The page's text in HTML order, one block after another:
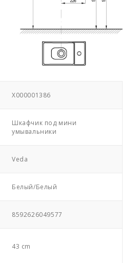
X000001386
Шкафчик под мини
умывальники
Veda
Белый/Белый
8592626049577
43 cm